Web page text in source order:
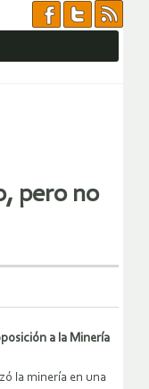
pero no
a la Minería
la minería en una